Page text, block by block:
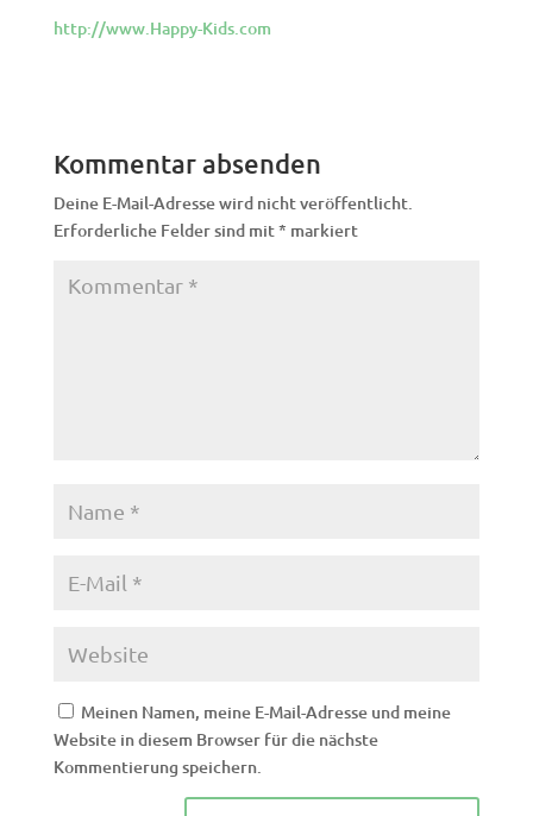
http://www.Happy-Kids.com
Kommentar absenden
Deine E-Mail-Adresse wird nicht veröffentlicht.
Erforderliche Felder sind mit* markiert
Meinen Namen, meine E-Mail-Adresse und meine
Website in diesem Browser für die nächste
Kommentierung speichern.